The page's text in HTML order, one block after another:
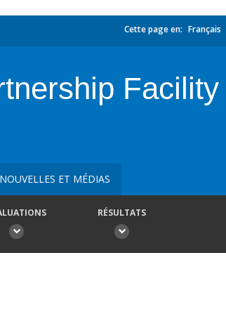
Cette page en: Français
NOUVELLES ET MÉDIAS
RÉSULTATS